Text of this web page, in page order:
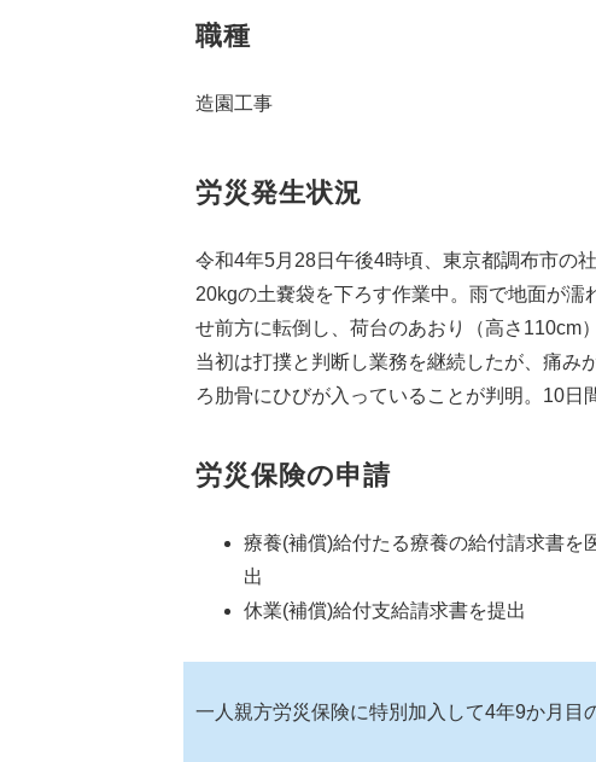
職種
造園工事
労災発生状況
令和4年5月28日午後4時頃、東京都調布市の
20kgの土嚢袋を下ろす作業中。雨で地面が濡
せ前方に転倒し、荷台のあおり（高さ110cm
当初は打撲と判断し業務を継続したが、痛み
ろ肋骨にひびが入っていることが判明。10日
労災保険の申請
療養(補償)給付たる療養の給付請求書を
出
休業(補償)給付支給請求書を提出
一人親方労災保険に特別加入して4年9か月目